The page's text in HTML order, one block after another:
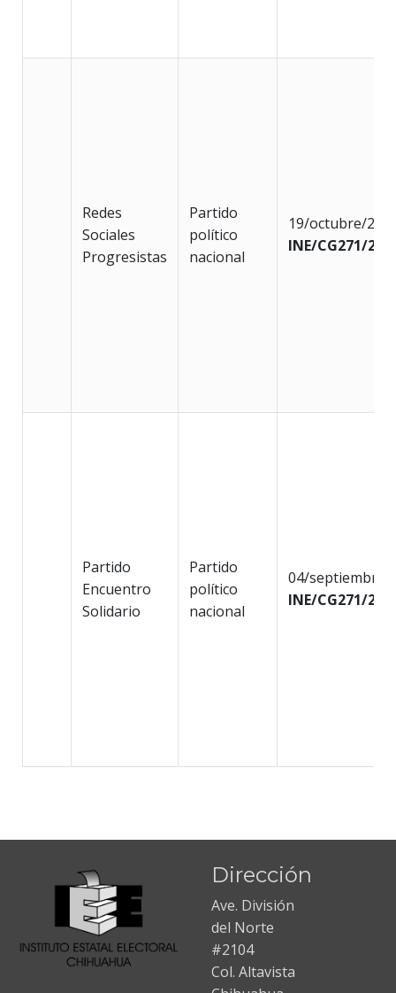
Redes
Sociales
Progresistas
Partido
político
nacional
19/octubre/
INE/CG271/
Partido
Encuentro
Solidario
Partido
político
nacional
04/septiembre/
INE/CG271/
Dirección
Ave. División
del Norte
#2104
Col. Altavista